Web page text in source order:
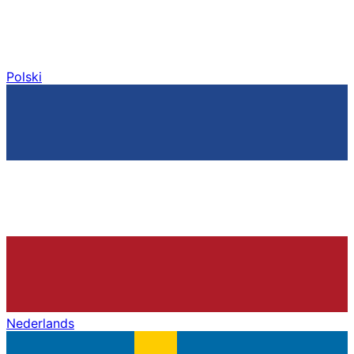
Polski
Nederlands